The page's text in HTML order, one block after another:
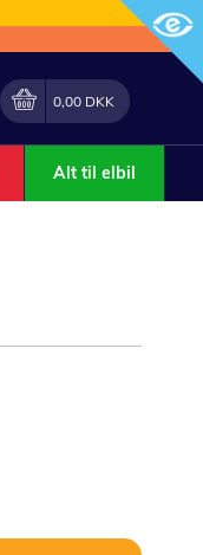
Min indkøbskurv
0,00 DKK
Alt til elbil